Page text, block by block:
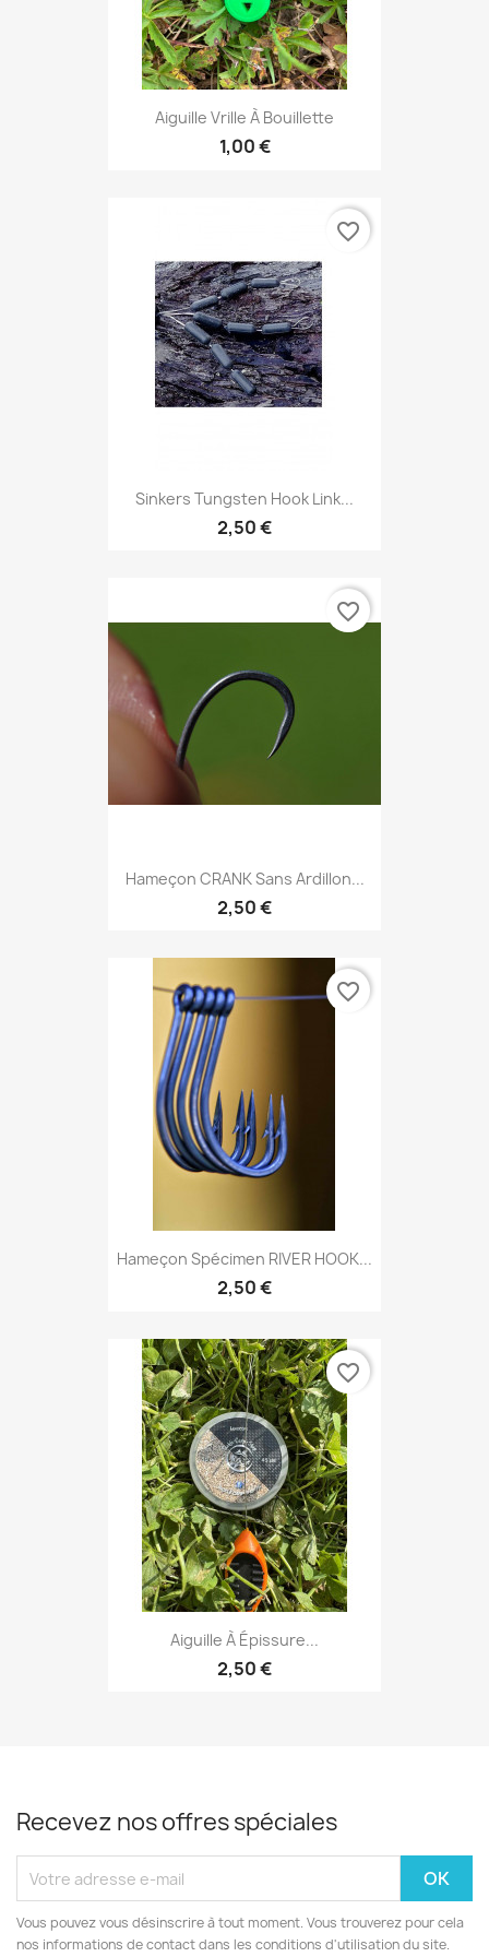
Aiguille Vrille À Bouillette
1,00 €
Sinkers Tungsten Hook Link...
2,50 €
favorite_border
Hameçon CRANK Sans Ardillon...
2,50 €
favorite_border
Hameçon Spécimen RIVER HOOK...
2,50 €
favorite_border
Aiguille À Épissure...
2,50 €
favorite_border
Recevez nos offres spéciales
Vous pouvez vous désinscrire à tout moment. Vous trouverez pour cela
nos informations de contact dans les conditions d'utilisation du site.